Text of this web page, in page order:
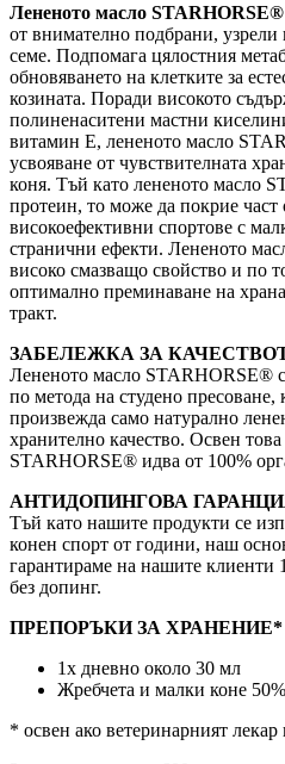
Лененото масло STARHORSE®
от внимателно подбрани, узрели
семе. Подпомага цялостния
обновяването на клетките за
козината. Поради високото
полиненаситени мастни
витамин Е, лененото масло
усвояване от чувствителната
коня. Тъй като лененото масло
протеин, то може да покрие част
високоефективни спортове с
странични ефекти. Лененото
високо смазващо свойство и по
оптимално преминаване на
тракт.
ЗАБЕЛЕЖКА ЗА
Лененото масло STARHORSE®
по метода на студено пресоване,
произвежда само натурално
хранително качество. Освен
STARHORSE® идва от 100%
АНТИДОПИНГОВА
Тъй като нашите продукти се
конен спорт от години, наш
гарантираме на нашите клиенти
без допинг.
ПРЕПОРЪКИ ЗА ХРАНЕНИЕ*
1x дневно около 30 мл
Жребчета и малки коне
* освен ако ветеринарният